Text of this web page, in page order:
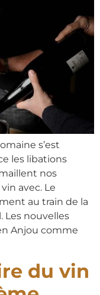
s’est
les libations
nos
avec. Le
au train de la
Les nouvelles
Anjou comme
du vin